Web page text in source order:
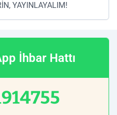
YAYINLAYALIM!
İhbar Hattı